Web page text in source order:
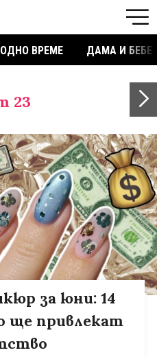
ВРЕМЕ ДАМА И БЕБЕ
23
за юни: 14
ще привлекат